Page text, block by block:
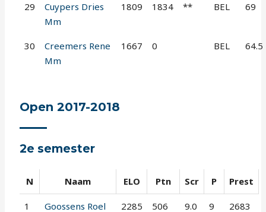
29
Cuypers Dries
Mm
1809 1834 ** BEL 69
30
Creemers Rene
Mm
1667 0 BEL 64.5
Open 2017-2018
2e semester
N Naam ELO Ptn Scr P Prest
1
Goossens Roel
2285 506 9.0 9 2683